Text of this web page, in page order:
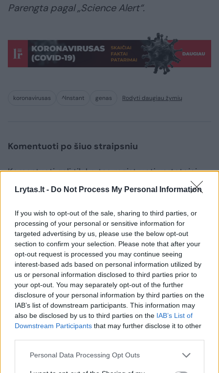
Lrytas.lt - Do Not Process My Personal Information
If you wish to opt-out of the sale, sharing to third parties, or
processing of your personal or sensitive information for
targeted advertising by us, please use the below opt-out
section to confirm your selection. Please note that after your
opt-out request is processed you may continue seeing
interest-based ads based on personal information utilized by
us or personal information disclosed to third parties prior to
your opt-out. You may separately opt-out of the further
disclosure of your personal information by third parties on the
IAB’s list of downstream participants. This information may
also be disclosed by us to third parties on the IAB’s List of
Downstream Participants that may further disclose it to other
Personal Data Processing Opt Outs
Parengta pagal „Science Alert“.
koronavirusas ^Instant genas Rodyti daugiau žymių
Komentuoti po šiuo straipsniu
Komentuoti gali tik Lrytas registruoti vartotojai.
Prisijunkite prie registruotų vartotojų
Rodyti komentarus
Prisijungti komentatoriams